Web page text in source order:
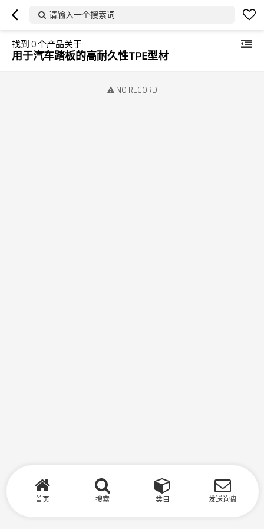
请输入一个搜索词
找到0个产品关于
用于汽车踏板的高耐久性TPE型材
NO RECORD
首页 搜索 类目 发送询盘